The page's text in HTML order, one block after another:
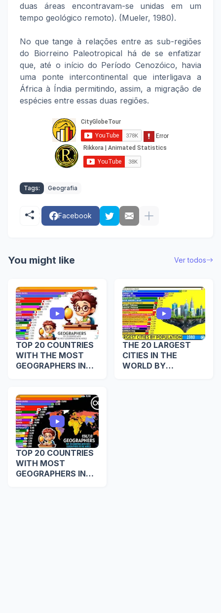
duas áreas encontravam-se unidas em um
tempo geológico remoto). (Mueler, 1980).
No que tange à relações entre as sub-regiões
do Biorreino Paleotropical há de se enfatizar
que, até o início do Período Cenozóico, havia
uma ponte intercontinental que interligava a
África à Índia permitindo, assim, a migração de
espécies entre essas duas regiões.
Tags: Geografia
Facebook
You might like Ver todos
TOP 20 COUNTRIES
WITH THE MOST
GEOGRAPHERS IN
THE 20 LARGEST
CITIES IN THE
WORLD BY
TOP 20 COUNTRIES
WITH MOST
GEOGRAPHERS IN